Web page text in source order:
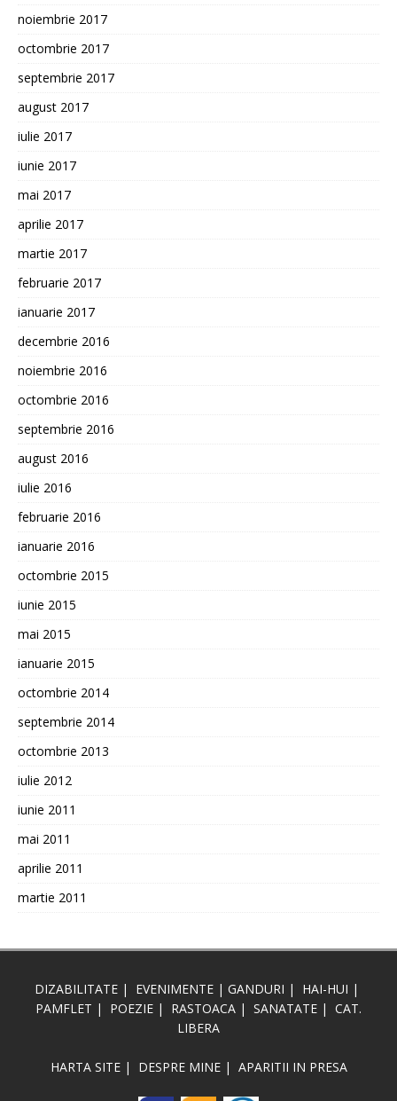
noiembrie 2017
octombrie 2017
septembrie 2017
august 2017
iulie 2017
iunie 2017
mai 2017
aprilie 2017
martie 2017
februarie 2017
ianuarie 2017
decembrie 2016
noiembrie 2016
octombrie 2016
septembrie 2016
august 2016
iulie 2016
februarie 2016
ianuarie 2016
octombrie 2015
iunie 2015
mai 2015
ianuarie 2015
octombrie 2014
septembrie 2014
octombrie 2013
iulie 2012
iunie 2011
mai 2011
aprilie 2011
martie 2011
DIZABILITATE | EVENIMENTE | GANDURI | HAI-HUI |
PAMFLET | POEZIE | RASTOACA | SANATATE | CAT.
LIBERA
HARTA SITE| DESPRE MINE| APARITII IN PRESA